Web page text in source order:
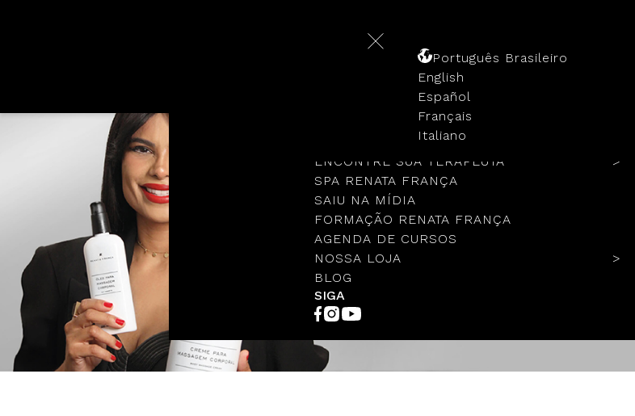
NOSSA HISTÓRIA
ENCONTRE SUA TERAPEUTA
SPA RENATA FRANÇA
SAIU NA MÍDIA
FORMAÇÃO RENATA FRANÇA
AGENDA DE CURSOS
NOSSA LOJA
BLOG
SIGA
Português Brasileiro
English
Español
Français
Italiano